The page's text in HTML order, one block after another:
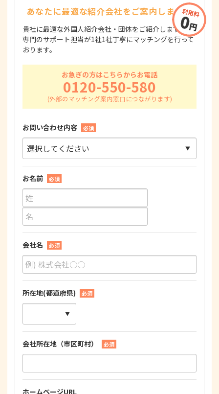
あなたに最適な紹介会社をご案内します！
貴社に最適な外国人紹介会社・団体をご紹介します！
専門のサポート担当が1社1社丁寧にマッチングを行って
おります。
お急ぎの方はこちらからお電話
0120-550-580
お問い合わせ内容 必須
お名前 必須
会社名 必須
所在地(都道府県) 必須
会社所在地（市区町村） 必須
ホームページURL